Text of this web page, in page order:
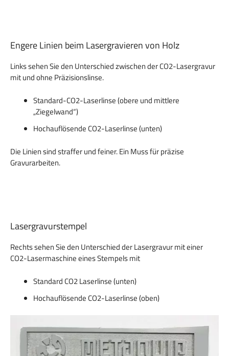
Engere Linien beim Lasergravieren von Holz
Links sehen Sie den Unterschied zwischen der CO2-Lasergravur
mit und ohne Präzisionslinse.
Standard-CO2-Laserlinse (obere und mittlere
„Ziegelwand“)
Hochauflösende CO2-Laserlinse (unten)
Die Linien sind straffer und feiner. Ein Muss für präzise
Gravurarbeiten.
Lasergravurstempel
Rechts sehen Sie den Unterschied der Lasergravur mit einer
CO2-Lasermaschine eines Stempels mit
Standard CO2 Laserlinse (unten)
Hochauflösende CO2-Laserlinse (oben)